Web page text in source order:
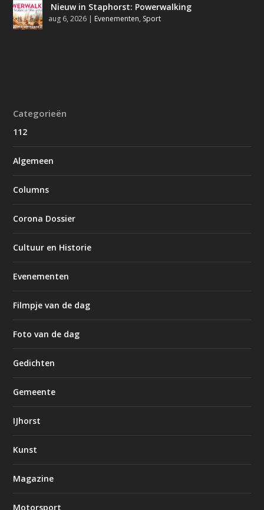
Nieuw in Staphorst: Powerwalking
aug 6, 2026 | Evenementen, Sport
Categorieën
112
Algemeen
Columns
Corona Dossier
Cultuur en Historie
Evenementen
Filmpje van de dag
Foto van de dag
Gedichten
Gemeente
IJhorst
Kunst
Magazine
Motorsport